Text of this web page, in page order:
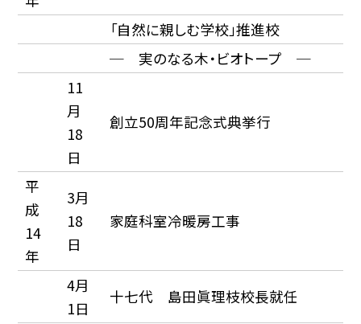
「自然に親しむ学校」推進校
─ 実のなる木・ビオトープ ─
11
月
18
日
創立50周年記念式典挙行
平
成
14
年
3月
18
日
家庭科室冷暖房工事
4月
1日
十七代 島田眞理枝校長就任